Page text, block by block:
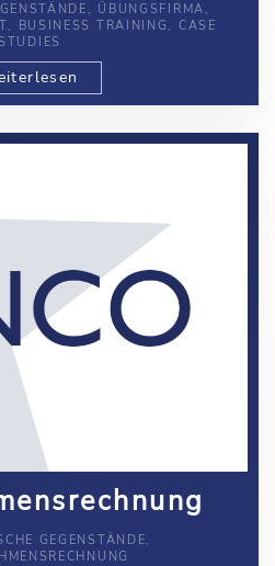
ÜBUNGSFIRMA,
BUSINESS TRAINING, CASE
GEGENSTÄNDE,